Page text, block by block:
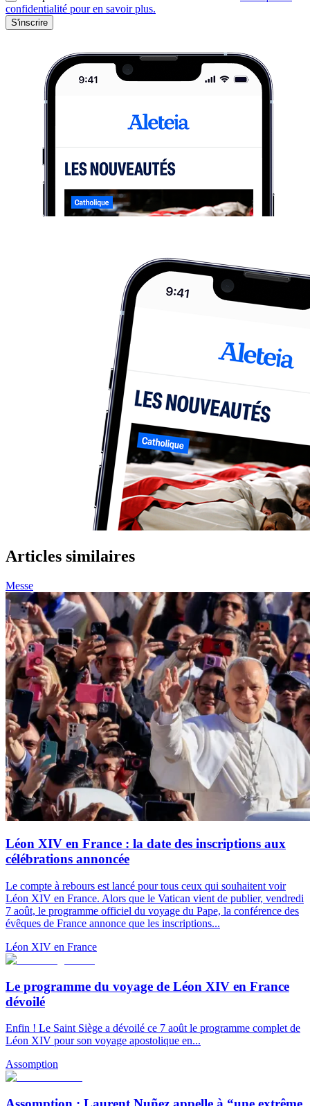
confidentialité pour en savoir plus.
S'inscrire
Articles similaires
Messe
Léon XIV en France : la date des inscriptions aux
célébrations annoncée
Le compte à rebours est lancé pour tous ceux qui souhaitent voir
Léon XIV en France. Alors que le Vatican vient de publier, vendredi
7 août, le programme officiel du voyage du Pape, la conférence des
évêques de France annonce que les inscriptions...
Léon XIV en France
Le programme du voyage de Léon XIV en France
dévoilé
Enfin ! Le Saint Siège a dévoilé ce 7 août le programme complet de
Léon XIV pour son voyage apostolique en...
Assomption